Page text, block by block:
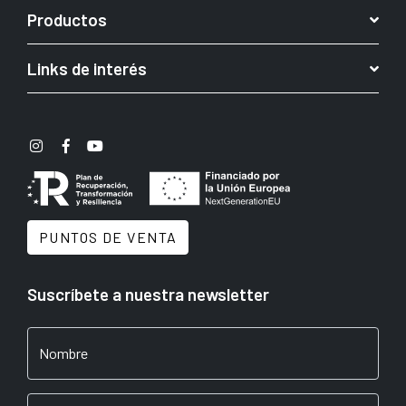
Productos
Links de interés
PUNTOS DE VENTA
Suscríbete a nuestra newsletter
Nombre